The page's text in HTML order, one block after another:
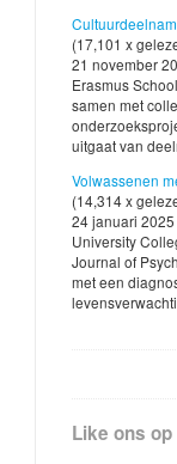
(17,101 x
21 november
Erasmus
samen met
uitgaat van
Volwassenen
(14,314 x
24 januari
University
Journal of
met een
Like ons